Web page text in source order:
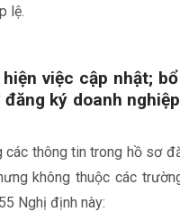
lệ.
việc cập nhật;
ký doanh
thông tin trong hồ sơ
không thuộc các
Nghị định này: